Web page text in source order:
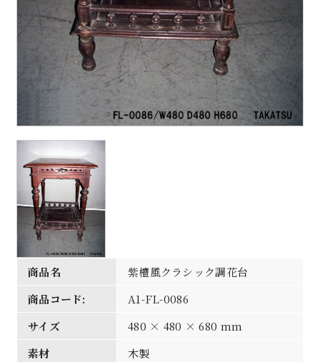
商品名
紫檀風クラシック調花台
商品コード:
A1-FL-0086
サイズ
480 × 480 × 680 mm
素材
木製